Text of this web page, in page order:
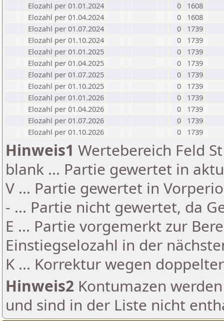
Elozahl per 01.01.2024
0
1608
Elozahl per 01.04.2024
0
1608
Elozahl per 01.07.2024
0
1739
Elozahl per 01.10.2024
0
1739
Elozahl per 01.01.2025
0
1739
Elozahl per 01.04.2025
0
1739
Elozahl per 01.07.2025
0
1739
Elozahl per 01.10.2025
0
1739
Elozahl per 01.01.2026
0
1739
Elozahl per 01.04.2026
0
1739
Elozahl per 01.07.2026
0
1739
Elozahl per 01.10.2026
0 1739
Hinweis1 Wertebereich Feld
blank ... Partie gewertet in
V ... Partie gewertet in
- ... Partie nicht gewertet, da
E ... Partie vorgemerkt zur
Einstiegselozahl in der
K ... Korrektur wegen
Hinweis2 Kontumazen
und sind in der Liste nicht